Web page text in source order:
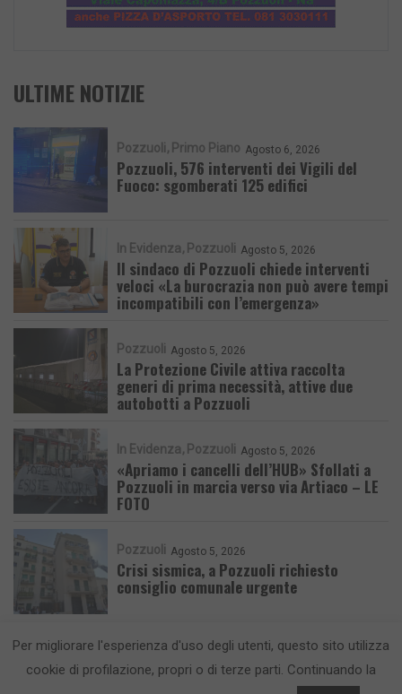
ULTIME NOTIZIE
Pozzuoli Primo Piano Agosto 6, 2026
Pozzuoli, 576 interventi dei Vigili del
Fuoco: sgomberati 125 edifici
In Evidenza Pozzuoli Agosto 5, 2026
Il sindaco di Pozzuoli chiede interventi
veloci «La burocrazia non può avere tempi
incompatibili con l’emergenza»
Pozzuoli Agosto 5, 2026
La Protezione Civile attiva raccolta
generi di prima necessità, attive due
autobotti a Pozzuoli
In Evidenza Pozzuoli Agosto 5, 2026
«Apriamo i cancelli dell’HUB» Sfollati a
Pozzuoli in marcia verso via Artiaco – LE
FOTO
Pozzuoli Agosto 5, 2026
Crisi sismica, a Pozzuoli richiesto
consiglio comunale urgente
Per migliorare l'esperienza d'uso degli utenti, questo sito utilizza
cookie di profilazione, propri o di terze parti. Continuando la